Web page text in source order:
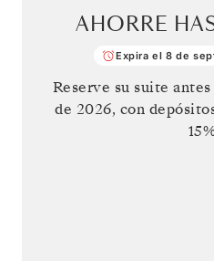
AHORRE
Expira el 8 de
Reserve su suite
de 2026, con